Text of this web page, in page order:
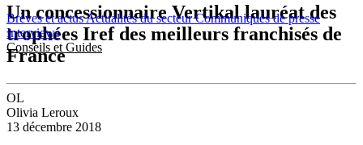
Brèves et actusActualités du secteurCommuniqués de presse
Interviews
Conseils et Guides
Un concessionnaire Vertikal lauréat des
trophées Iref des meilleurs franchisés de
France
OL
Olivia Leroux
13 décembre 2018